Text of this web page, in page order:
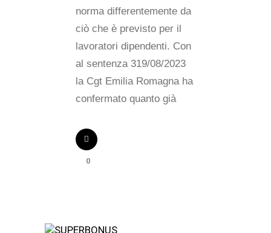
norma differentemente da
ciò che è previsto per il
lavoratori dipendenti. Con
al sentenza 319/08/2023
la Cgt Emilia Romagna ha
confermato quanto già
0